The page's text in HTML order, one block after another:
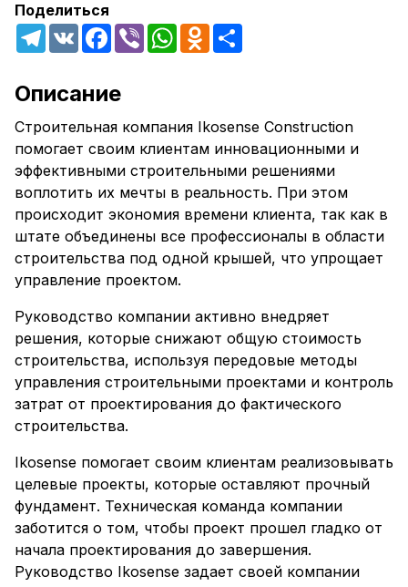
Поделиться
Telegram
VK Facebook
Viber WhatsAppOdnoklassniki
Описание
Строительная компания Ikosense Construction
помогает своим клиентам инновационными и
эффективными строительными решениями
воплотить их мечты в реальность. При этом
происходит экономия времени клиента, так как в
штате объединены все профессионалы в области
строительства под одной крышей, что упрощает
управление проектом.
Руководство компании активно внедряет
решения, которые снижают общую стоимость
строительства, используя передовые методы
управления строительными проектами и контроль
затрат от проектирования до фактического
строительства.
Ikosense помогает своим клиентам реализовывать
целевые проекты, которые оставляют прочный
фундамент. Техническая команда компании
заботится о том, чтобы проект прошел гладко от
начала проектирования до завершения.
Руководство Ikosense задает своей компании